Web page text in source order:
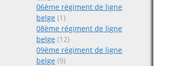
06ème régiment de ligne
belge (1)
08ème régiment de ligne
belge (12)
09ème régiment de ligne
belge (9)